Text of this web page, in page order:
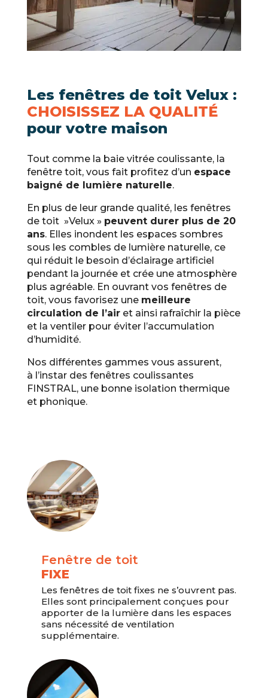
Les fenêtres de toit Velux :
CHOISISSEZ LA QUALITÉ
pour votre maison
Tout comme la baie vitrée coulissante, la
fenêtre toit, vous fait profitez d’un espace
baigné de lumière naturelle.
En plus de leur grande qualité, les fenêtres
de toit »Velux » peuvent durer plus de 20
ans. Elles inondent les espaces sombres
sous les combles de lumière naturelle, ce
qui réduit le besoin d’éclairage artificiel
pendant la journée et crée une atmosphère
plus agréable. En ouvrant vos fenêtres de
toit, vous favorisez une meilleure
circulation de l’airet ainsi rafraîchir la pièce
et la ventiler pour éviter l’accumulation
d’humidité.
Nos différentes gammes vous assurent,
à l’instar des fenêtres coulissantes
FINSTRAL, une bonne isolation thermique
et phonique.
Fenêtre de toit
FIXE
Les fenêtres de toit fixes ne s’ouvrent pas.
Elles sont principalement conçues pour
apporter de la lumière dans les espaces
sans nécessité de ventilation
supplémentaire.